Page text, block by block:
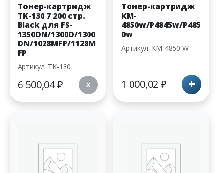
Тонер-картридж
TK-130 7 200 стр.
Black для FS-
1350DN/1300D/1300
DN/1028MFP/1128M
FP
Артикул: TK-130
6 500,04₽ ✕
Тонер-картридж
KM-
4850w/P4845w/P485
0w
Артикул: KM-4850 W
1 000,02 ₽ +